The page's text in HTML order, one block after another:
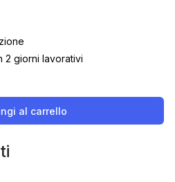
2 giorni lavorativi
al carrello